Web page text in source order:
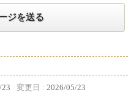
ジを送る
変更日 : 2026/05/23